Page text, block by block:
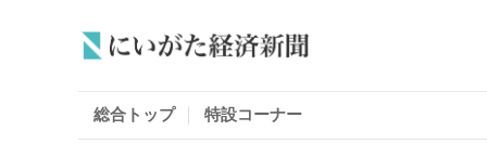
総合トップ 特設コーナー